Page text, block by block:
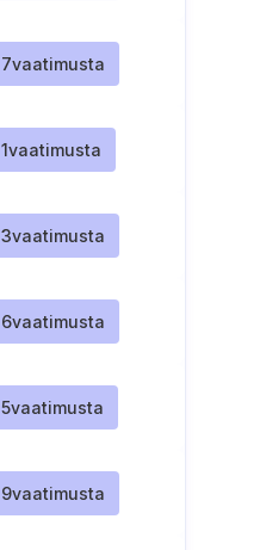
7vaatimusta
1vaatimusta
3vaatimusta
6vaatimusta
5vaatimusta
9vaatimusta